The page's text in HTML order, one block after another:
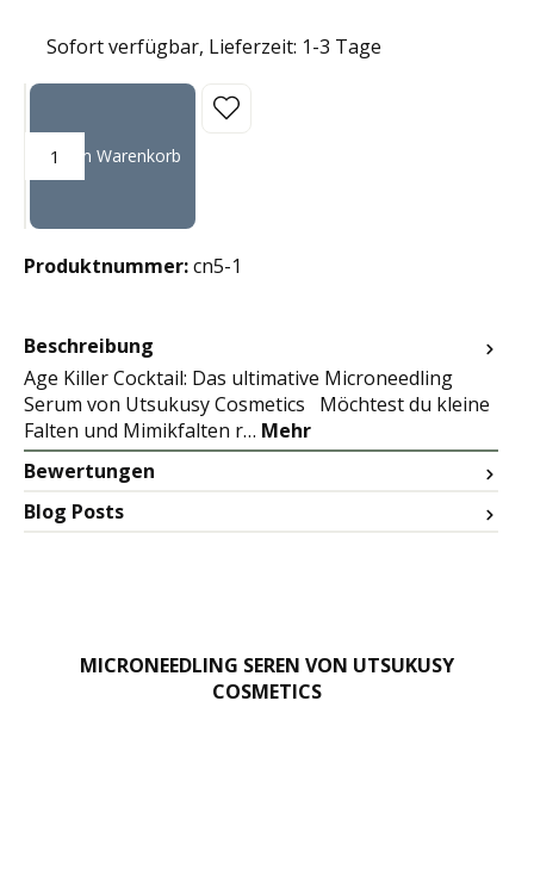
Sofort verfügbar, Lieferzeit: 1-3 Tage
Produkt Anzahl: Gib den gewünschten Wert ein oder benutze die
In den Warenkorb
Produktnummer:cn5-1
Beschreibung
Age Killer Cocktail: Das ultimative Microneedling
Serum von Utsukusy Cosmetics Möchtest du kleine
Falten und Mimikfalten r… Mehr
Bewertungen
Blog Posts
MICRONEEDLING SEREN VON UTSUKUSY
COSMETICS